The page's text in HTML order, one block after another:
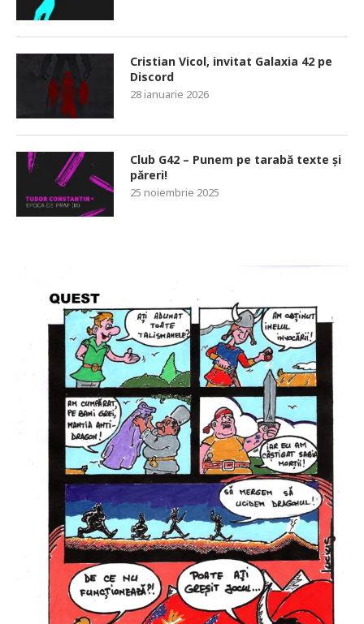
Cristian Vicol, invitat Galaxia 42 pe
Discord
28 ianuarie 2026
Club G42 – Punem pe tarabă texte și
păreri!
25 noiembrie 2025